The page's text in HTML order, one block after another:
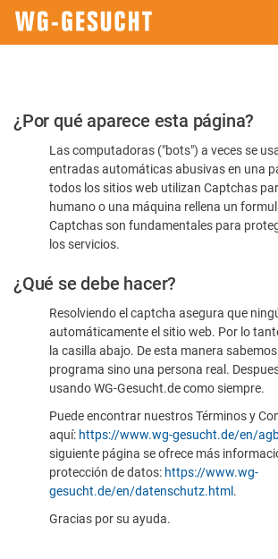
Por
favor,
confirme
humano
¿Por qué aparece esta página?
Las computadoras ("bots") a veces se
entradas automáticas abusivas en una
todos los sitios web utilizan Captchas
humano o una máquina rellena un
Captchas son fundamentales para
los servicios.
¿Qué se debe hacer?
Resolviendo el captcha asegura que
automáticamente el sitio web. Por lo
la casilla abajo. De esta manera
programa sino una persona real.
usando WG-Gesucht.de como siempre.
Puede encontrar nuestros Términos y
aquí: https://www.wg-gesucht.de/en/
siguiente página se ofrece más
protección de datos: https://www.wg-
gesucht.de/en/datenschutz.html .
Gracias por su ayuda.